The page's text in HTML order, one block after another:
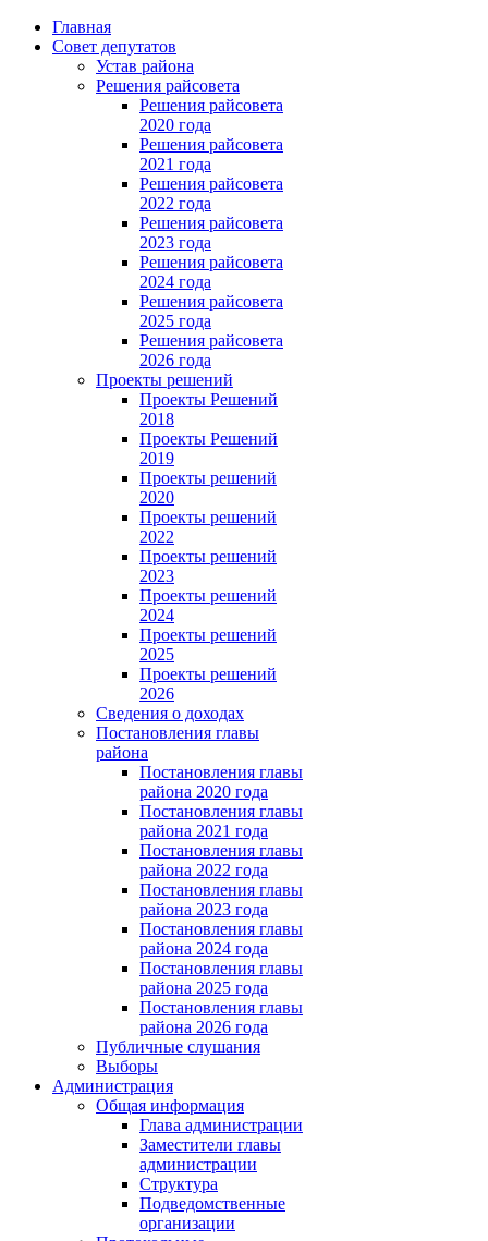
Главная
Совет депутатов
Устав района
Решения райсовета
Решения райсовета
2020 года
Решения райсовета
2021 года
Решения райсовета
2022 года
Решения райсовета
2023 года
Решения райсовета
2024 года
Решения райсовета
2025 года
Решения райсовета
2026 года
Проекты решений
Проекты Решений
2018
Проекты Решений
2019
Проекты решений
2020
Проекты решений
2022
Проекты решений
2023
Проекты решений
2024
Проекты решений
2025
Проекты решений
2026
Сведения о доходах
Постановления главы
района
Постановления главы
района 2020 года
Постановления главы
района 2021 года
Постановления главы
района 2022 года
Постановления главы
района 2023 года
Постановления главы
района 2024 года
Постановления главы
района 2025 года
Постановления главы
района 2026 года
Публичные слушания
Выборы
Администрация
Общая информация
Глава администрации
Заместители главы
администрации
Структура
Подведомственные
организации